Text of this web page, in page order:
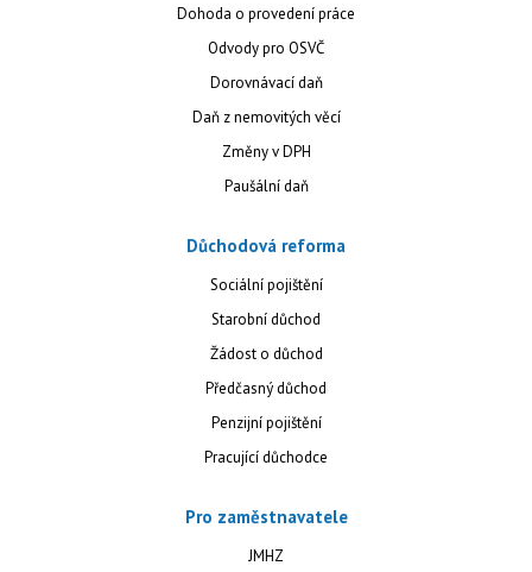
Dohoda o provedení práce
Odvody pro OSVČ
Dorovnávací daň
Daň z nemovitých věcí
Změny v DPH
Paušální daň
Důchodová reforma
Sociální pojištění
Starobní důchod
Žádost o důchod
Předčasný důchod
Penzijní pojištění
Pracující důchodce
Pro zaměstnavatele
JMHZ